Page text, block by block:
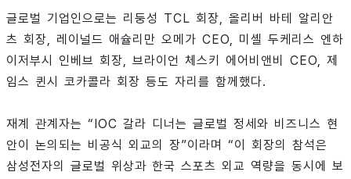
글로벌 기업인으로는 리둥성 TCL 회장, 올리버 바테 알리안
츠 회장, 레이널드 애슐리만 오메가 CEO, 미셸 두케리스 엔하
이저부시 인베브 회장, 브라이언 체스키 에어비앤비 CEO, 제
임스 퀸시 코카콜라 회장 등도 자리를 함께했다.
재계 관계자는 “IOC 갈라 디너는 글로벌 정세와 비즈니스 현
안이 논의되는 비공식 외교의 장”이라며 “이 회장의 참석은
삼성전자의 글로벌 위상과 한국 스포츠 외교 역량을 동시에 보